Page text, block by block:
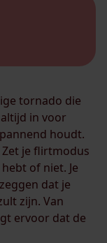
tornado die
in voor
houdt.
je flirtmodus
of niet. Je
dat je
zijn. Van
ervoor dat de